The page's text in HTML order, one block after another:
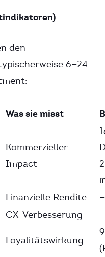
den
6—24
Was sie misst
Kommerzieller
Impact
Finanzielle Rendite
—
CX-Verbesserung —
Loyalitätswirkung